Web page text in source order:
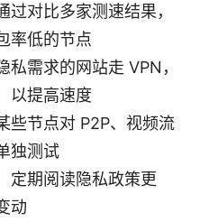
对比多家测速结果，
率低的节点
需求的网站走 VPN，
以提高速度
些节点对 P2P、视频流
独测试
定期阅读隐私政策更
动